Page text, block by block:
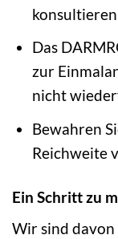
Das
zur
nicht
Bewahren
Reichweite
Ein Schritt zu
Wir sind davon